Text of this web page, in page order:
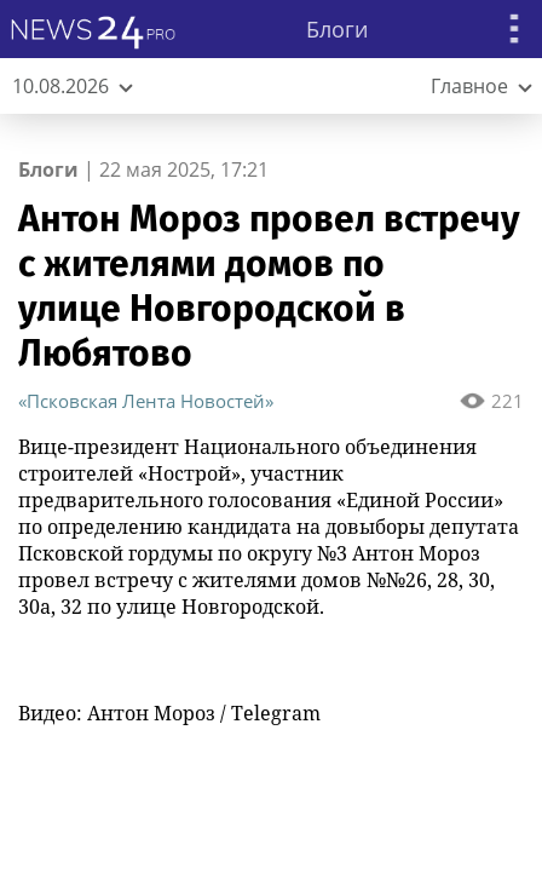
Блоги
10.08.2026 Главное
Блоги | 22 мая 2025, 17:21
Антон Мороз провел встречу
с жителями домов по
улице Новгородской в
Любятово
221
«Псковская Лента Новостей»
Вице-президент Национального объединения
строителей «Нострой», участник
предварительного голосования «Единой России»
по определению кандидата на довыборы депутата
Псковской гордумы по округу №3 Антон Мороз
провел встречу с жителями домов №№26, 28, 30,
30а, 32 по улице Новгородской.
Видео: Антон Мороз / Telegram